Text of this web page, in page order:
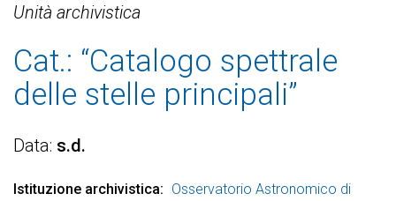
Unità archivistica
Cat.: “Catalogo spettrale
delle stelle principali”
Data s.d.
Istituzione archivistica
Osservatorio Astronomico di